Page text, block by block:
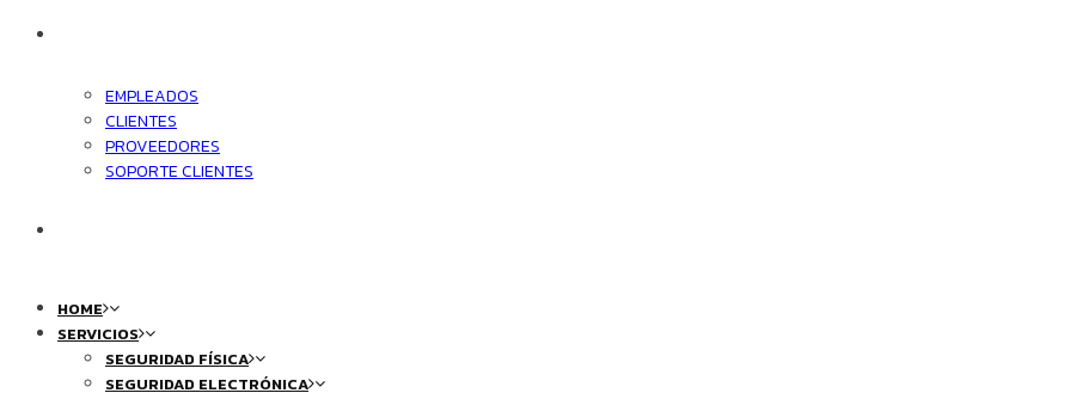
EMPLEADOS
CLIENTES
PROVEEDORES
SOPORTE CLIENTES
HOME
SERVICIOS
SEGURIDAD FÍSICA
SEGURIDAD ELECTRÓNICA